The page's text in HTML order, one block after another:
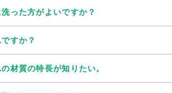
った方がよいですか？
すか？
材質の特長が知りたい。